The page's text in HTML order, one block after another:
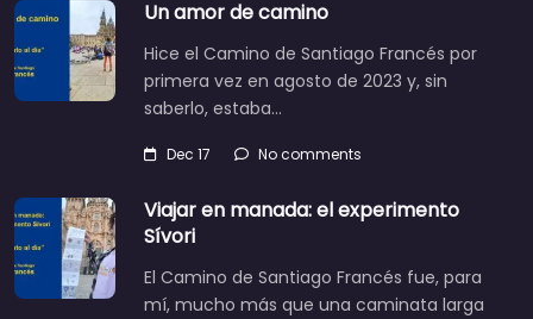
Un amor de camino
Hice el Camino de Santiago Francés por
primera vez en agosto de 2023 y, sin
saberlo, estaba…
Dec 17 No comments
Viajar en manada: el experimento
Sívori
El Camino de Santiago Francés fue, para
mí, mucho más que una caminata larga